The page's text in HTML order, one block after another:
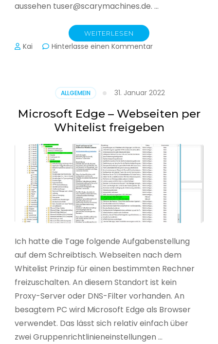
aussehen tuser@scarymachines.de. …
WEITERLESEN
Kai Hinterlasse einen Kommentarzu
(UPN)
im
Active
Directory
ALLGEMEIN 31. Januar 2022
Microsoft Edge – Webseiten per
Whitelist freigeben
Ich hatte die Tage folgende Aufgabenstellung
auf dem Schreibtisch. Webseiten nach dem
Whitelist Prinzip für einen bestimmten Rechner
freizuschalten. An diesem Standort ist kein
Proxy-Server oder DNS-Filter vorhanden. An
besagtem PC wird Microsoft Edge als Browser
verwendet. Das lässt sich relativ einfach über
zwei Gruppenrichtlinieneinstellungen …